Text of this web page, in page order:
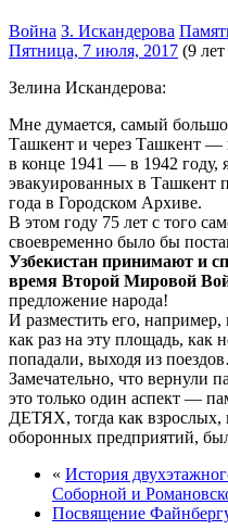
Война З. Искандерова
Пятница, 7 июля, 2017 (9
Зелина Искандерова:
Мне думается, самый
Ташкент и через Ташкент —
в конце 1941 — в 1942 году,
эвакуированных в Ташкент
года в Городском Архиве.
В этом году 75 лет с того
своевременно было бы
Узбекистан принимают и
время Второй Мировой
предложение народа!
И разместить его,
как раз на эту площадь, как
попадали, выходя из
Замечательно, что
это только один аспект —
ДЕТЯХ, тогда как взрослых,
оборонных предприятий,
« История
Соборной и
Посвящение